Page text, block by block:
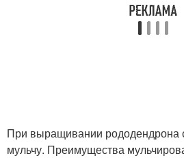
При выращивании рододендрона
мульчу. Преимущества